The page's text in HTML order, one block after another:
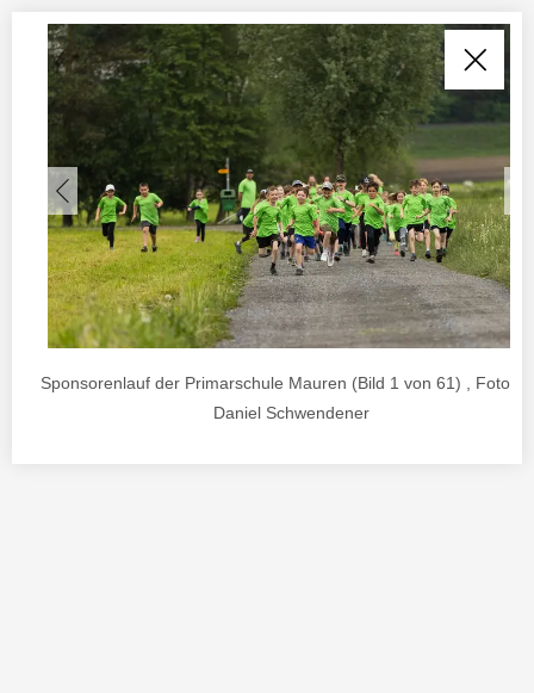
Sponsorenlauf der Primarschule Mauren (Bild 1 von 61) , Foto
Daniel Schwendener